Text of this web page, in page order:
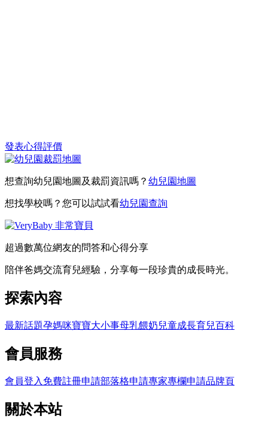
發表心得評價
想查詢幼兒園地圖及裁罰資訊嗎？ 幼兒園地圖
想找學校嗎？您可以試試看幼兒園查詢
超過數萬位網友的問答和心得分享
陪伴爸媽交流育兒經驗，分享每一段珍貴的成長時光。
探索內容
最新話題孕媽咪寶寶大小事母乳餵奶兒童成長育兒百科
會員服務
會員登入 免費註冊申請部落格申請專家專欄申請品牌頁
關於本站